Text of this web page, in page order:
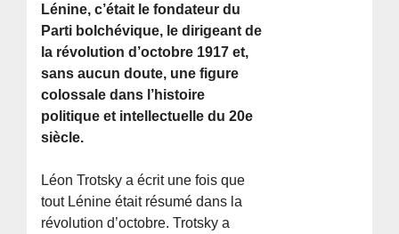
Lénine, c’était le fondateur du
Parti bolchévique, le dirigeant de
la révolution d’octobre 1917 et,
sans aucun doute, une figure
colossale dans l’histoire
politique et intellectuelle du 20e
siècle.
Léon Trotsky a écrit une fois que
tout Lénine était résumé dans la
révolution d’octobre. Trotsky a